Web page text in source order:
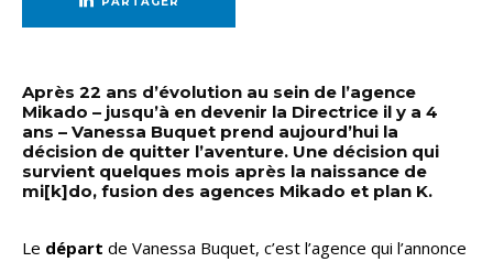
Après 22 ans d’évolution au sein de l’agence
Mikado – jusqu’à en devenir la Directrice il y a 4
ans – Vanessa Buquet prend aujourd’hui la
décision de quitter l’aventure. Une décision qui
survient quelques mois après la naissance de
mi[k]do, fusion des agences Mikado et plan K.
Le départ de Vanessa Buquet, c’est l’agence qui l’annonce